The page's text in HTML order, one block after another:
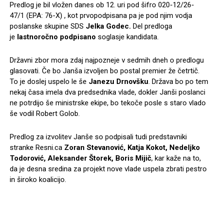
Predlog je bil vložen danes ob 12. uri pod šifro 020-12/26-
47/1 (EPA: 76-X) , kot prvopodpisana pa je pod njim vodja
poslanske skupine SDS Jelka Godec. Del predloga
je lastnoročno podpisano soglasje kandidata.
Državni zbor mora zdaj najpozneje v sedmih dneh o predlogu
glasovati. Če bo Janša izvoljen bo postal premier že četrtič.
To je doslej uspelo le še Janezu Drnovšku. Država bo po tem
nekaj časa imela dva predsednika vlade, dokler Janši poslanci
ne potrdijo še ministrske ekipe, bo tekoče posle s staro vlado
še vodil Robert Golob.
Predlog za izvolitev Janše so podpisali tudi predstavniki
stranke Resni.ca Zoran Stevanović, Katja Kokot, Nedeljko
Todorović, Aleksander Štorek, Boris Mijič, kar kaže na to,
da je desna sredina za projekt nove vlade uspela zbrati pestro
in široko koalicijo.